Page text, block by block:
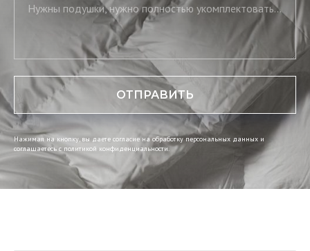
Нужны подушки, нужно полностью укомплектовать постель, нужны скатерть и салфетки
ОТПРАВИТЬ
Нажимая на кнопку, вы даете согласие на обработку персональных данных и
соглашаетесь c политикой конфиденциальности.